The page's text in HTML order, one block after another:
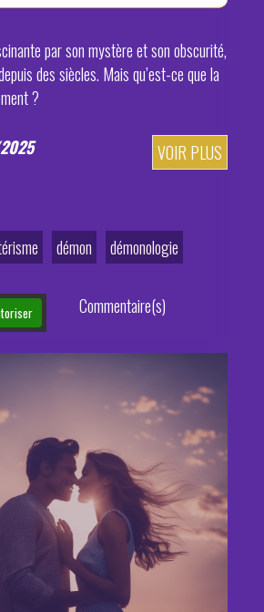
par son mystère et son obscurité,
des siècles. Mais qu’est-ce que la
?
VOIR PLUS
démon démonologie
Commentaire(s)